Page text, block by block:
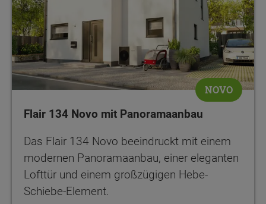
NOVO
Flair 134 Novo mit Panoramaanbau
Das Flair 134 Novo beeindruckt mit einem
modernen Panoramaanbau, einer eleganten
Lofttür und einem großzügigen Hebe-
Schiebe-Element.